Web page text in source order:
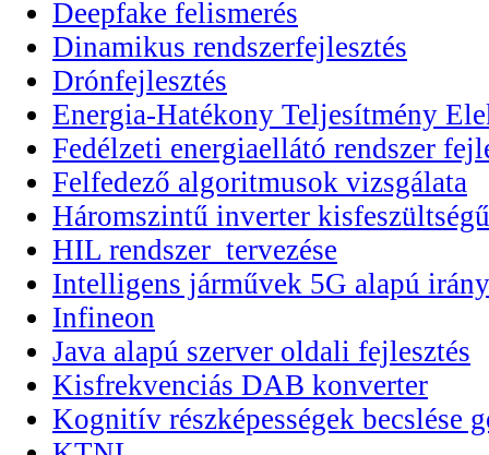
Deepfake felismerés
Dinamikus rendszerfejlesztés
Drónfejlesztés
Energia-Hatékony Teljesítmény
Fedélzeti energiaellátó rendszer
Felfedező algoritmusok vizsgálata
Háromszintű inverter
HIL rendszer tervezése
Intelligens járművek 5G alapú
Infineon
Java alapú szerver oldali fejlesztés
Kisfrekvenciás DAB konverter
Kognitív részképességek becslése